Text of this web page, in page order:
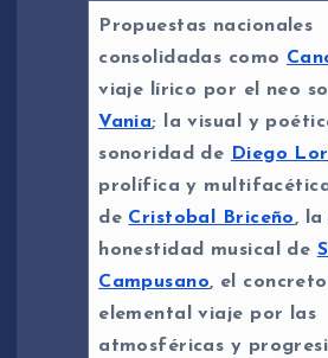
Propuestas nacionales
consolidadas como
viaje lírico por el neo
Vania; la visual y
sonoridad de Diego
prolífica y
de Cristobal Briceño, la
honestidad musical de
Campusano, el
elemental viaje por las
atmosféricas y